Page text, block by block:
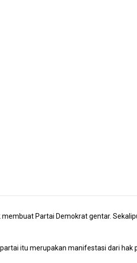
Partai Demokrat gentar.
itu merupakan manifestasi dari